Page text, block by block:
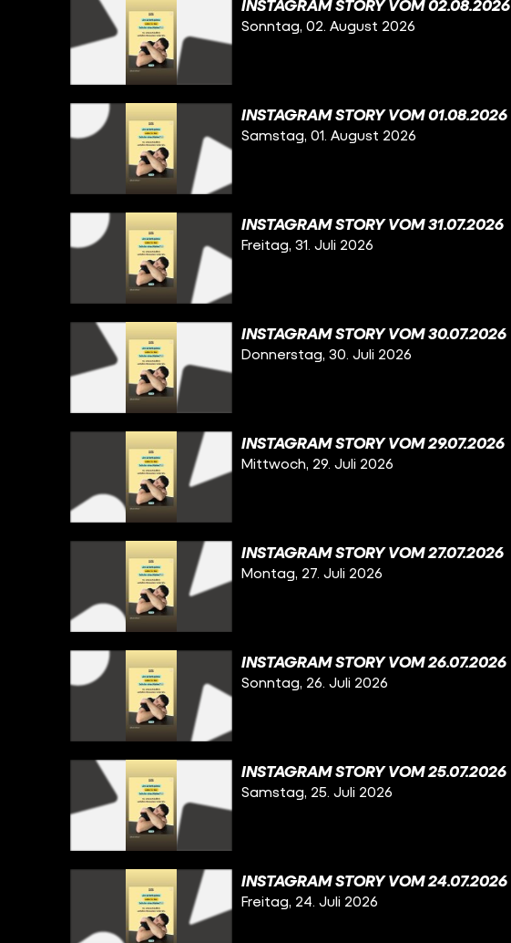
INSTAGRAM STORY VOM 02.08.2026
Sonntag, 02. August 2026
INSTAGRAM STORY VOM 01.08.2026
Samstag, 01. August 2026
INSTAGRAM STORY VOM 31.07.2026
Freitag, 31. Juli 2026
INSTAGRAM STORY VOM 30.07.2026
Donnerstag, 30. Juli 2026
INSTAGRAM STORY VOM 29.07.2026
Mittwoch, 29. Juli 2026
INSTAGRAM STORY VOM 27.07.2026
Montag, 27. Juli 2026
INSTAGRAM STORY VOM 26.07.2026
Sonntag, 26. Juli 2026
INSTAGRAM STORY VOM 25.07.2026
Samstag, 25. Juli 2026
INSTAGRAM STORY VOM 24.07.2026
Freitag, 24. Juli 2026